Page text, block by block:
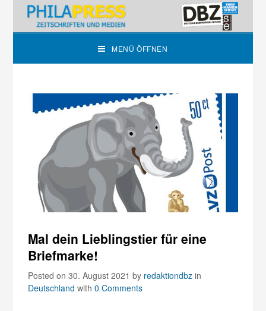
MENÜ ÖFFNEN
Mal dein Lieblingstier für eine
Briefmarke!
Posted on 30. August 2021by redaktiondbz in
Deutschland with0 Comments